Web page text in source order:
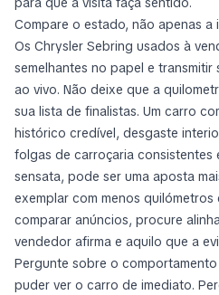
Compare o estado, não apenas a
Os Chrysler Sebring usados à
semelhantes no papel e
ao vivo. Não deixe que a
sua lista de finalistas. Um carro
histórico credível, desgaste
folgas de carroçaria consistentes
sensata, pode ser uma aposta
exemplar com menos
comparar anúncios, procure
vendedor afirma e aquilo que a
Pergunte sobre o
puder ver o carro de imediato.